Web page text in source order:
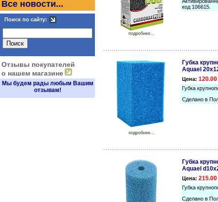
Все новости...
Поиск по сайту:
Отзывы покупателей
о нашем магазине
Мы будем рады любым Вашим
отзывам!
подробнее...
код 106615.
подробнее...
Губка
Aquael
Цена: 120.00
Губка
Сделано в
Губка
Aquael
Цена: 215.00
Губка
Сделано в